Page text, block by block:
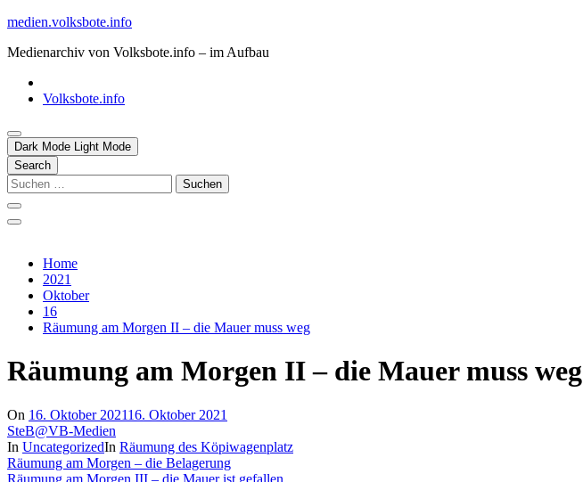
Skip
content
medien.volksbote.info
Medienarchiv von Volksbote.info – im Aufbau
Volksbote.info
Dark Mode Light Mode
Search
Suchen
nach:
Home
2021
Oktober
16
Räumung am Morgen II – die Mauer muss weg
Räumung am Morgen II – die Mauer muss weg
On 16. Oktober 202116. Oktober 2021
SteB@VB-Medien
In UncategorizedIn Räumung des Köpiwagenplatz
Beitragsnavigation
Räumung am Morgen – die Belagerung
Räumung am Morgen III – die Mauer ist gefallen